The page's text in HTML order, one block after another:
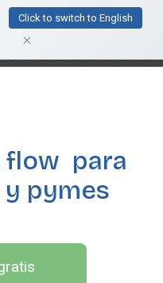
Click to switch to English
flow para
pymes